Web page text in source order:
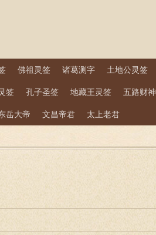
佛祖灵签 诸葛测字 土地公灵签
签 孔子圣签 地藏王灵签 五路财神
岳大帝 文昌帝君 太上老君